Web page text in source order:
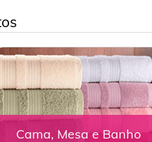
Cama, Mesa e Banho